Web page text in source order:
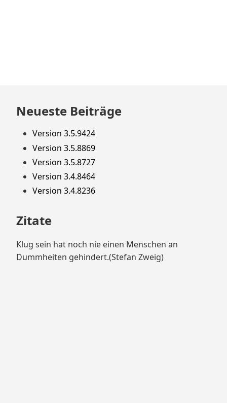
Zum
springen
Neueste Beiträge
Version 3.5.9424
Version 3.5.8869
Version 3.5.8727
Version 3.4.8464
Version 3.4.8236
Zitate
Klug sein hat noch nie einen Menschen an
Dummheiten gehindert.(Stefan Zweig)